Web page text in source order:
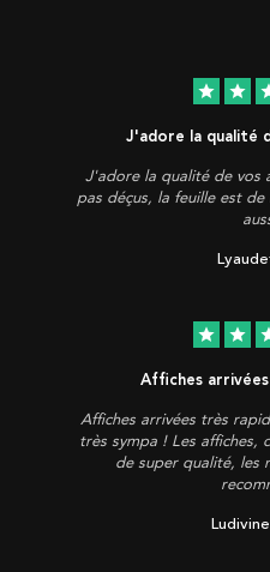
star star
J'adore la qualité
J'adore la qualité de vos
pas déçus, la feuille est
star star
Affiches
Affiches arrivées très
très sympa ! Les affiches,
de super qualité, les